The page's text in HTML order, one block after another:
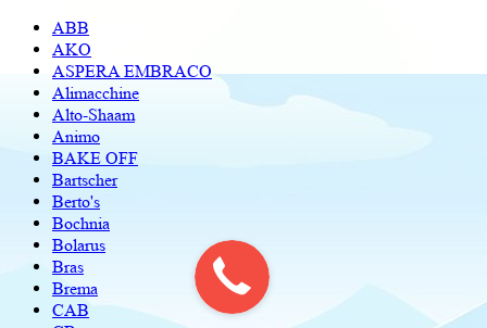
ABB
AKO
ASPERA EMBRACO
Alimacchine
Alto-Shaam
Animo
BAKE OFF
Bartscher
Berto's
Bochnia
Bolarus
Bras
Brema
CAB